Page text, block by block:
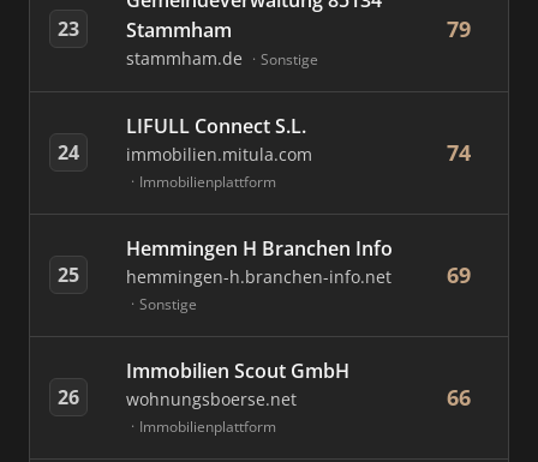
23
Stammham
stammham.de Sonstige
79
24
LIFULL Connect S.L.
immobilien.mitula.com
Immobilienplattform
74
25
Hemmingen H Branchen Info
hemmingen-h.branchen-info.net
Sonstige
69
26
Immobilien Scout GmbH
wohnungsboerse.net
Immobilienplattform
66